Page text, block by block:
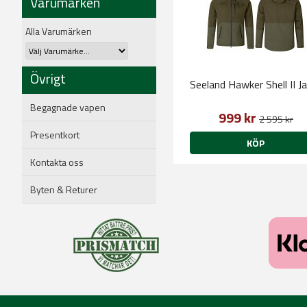
Alla Varumärken
Övrigt
Begagnade vapen
Presentkort
Kontakta oss
Byten & Returer
Seeland Hawker Shell II
999 kr 2 595 kr
KÖP